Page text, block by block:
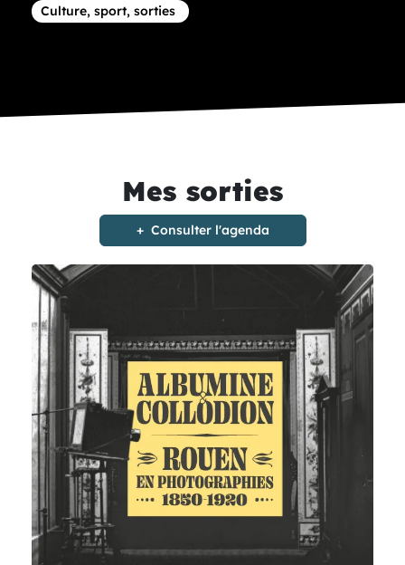
Article concernant la thématique
Culture, sport, sorties
Mes sorties
Consulter l'agenda